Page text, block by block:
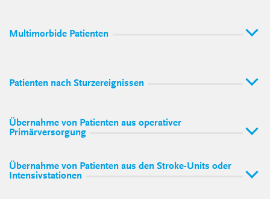
Multimorbide Patienten
Patienten nach Sturzereignissen
Übernahme von Patienten aus operativer
Primärversorgung
Übernahme von Patienten aus den Stroke-Units oder
Intensivstationen